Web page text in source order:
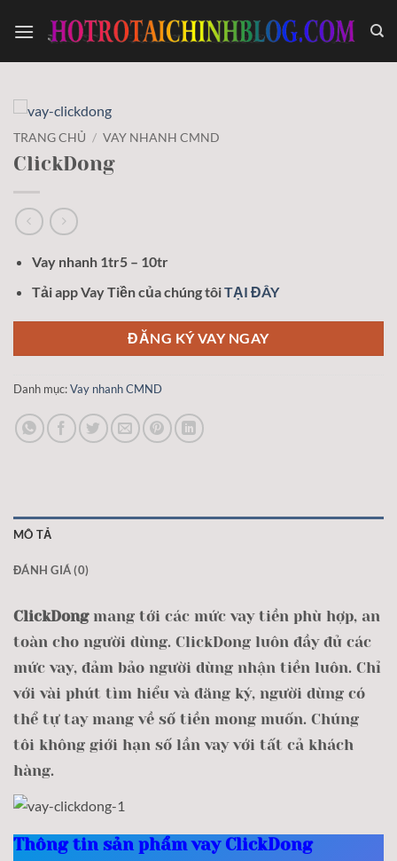
qua
TRANG CHỦ / VAY NHANH CMND
ClickDong
Vay nhanh 1tr5 – 10tr
Tải app Vay Tiền của chúng tôiTẠI ĐÂY
ĐĂNG KÝ VAY NGAY
Danh mục:Vay nhanh CMND
MÔ TẢ
ĐÁNH GIÁ (0)
ClickDongmang tới các mức vay tiền phù hợp, an
toàn cho người dùng. ClickDong luôn đầy đủ các
mức vay, đảm bảo người dùng nhận tiền luôn. Chỉ
với vài phút tìm hiểu và đăng ký, người dùng có
thể tự tay mang về số tiền mong muốn. Chúng
tôi không giới hạn số lần vay với tất cả khách
hàng.
Thông tin sản phẩm vay ClickDong